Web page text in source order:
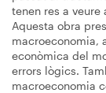
tenen res a veure
Aquesta obra
macroeconomia,
econòmica del
errors lògics.
macroeconomia